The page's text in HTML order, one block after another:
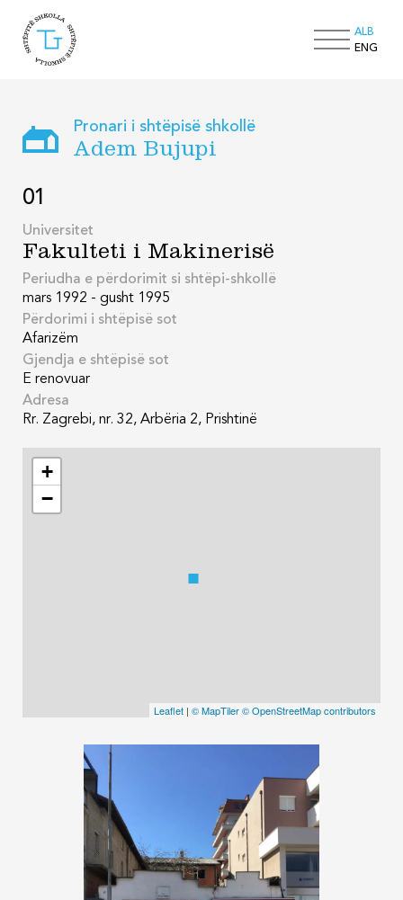
ALB
ENG
Pronari i shtëpisë shkollë
Adem Bujupi
01
Universitet
Fakulteti i Makinerisë
Periudha e përdorimit si shtëpi-shkollë
mars 1992 - gusht 1995
Përdorimi i shtëpisë sot
Afarizëm
Gjendja e shtëpisë sot
E renovuar
Adresa
Rr. Zagrebi, nr. 32, Arbëria 2, Prishtinë
+
−
Leaflet | © MapTiler© OpenStreetMap contributors